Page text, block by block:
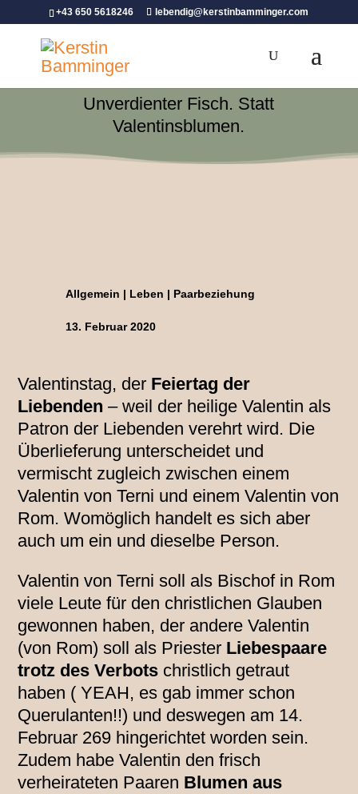
+43 650 5618246 lebendig@kerstinbamminger.com
Unverdienter Fisch. Statt
Valentinsblumen.
Allgemein | Leben | Paarbeziehung
13. Februar 2020
Valentinstag, der Feiertag der
Liebenden – weil der heilige Valentin als
Patron der Liebenden verehrt wird. Die
Überlieferung unterscheidet und
vermischt zugleich zwischen einem
Valentin von Terni und einem Valentin von
Rom. Womöglich handelt es sich aber
auch um ein und dieselbe Person.
Valentin von Terni soll als Bischof in Rom
viele Leute für den christlichen Glauben
gewonnen haben, der andere Valentin
(von Rom) soll als Priester Liebespaare
trotz des Verbots christlich getraut
haben ( YEAH, es gab immer schon
Querulanten!!) und deswegen am 14.
Februar 269 hingerichtet worden sein.
Zudem habe Valentin den frisch
verheirateten Paaren Blumen aus